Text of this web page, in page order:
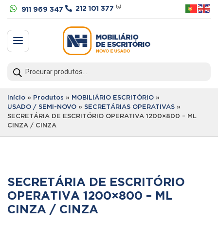
 911 969 347  212 101 377 ⁽ᵃ⁾
a
search
Início » Produtos » MOBILIÁRIO ESCRITÓRIO »
USADO / SEMI-NOVO » SECRETÁRIAS OPERATIVAS »
SECRETÁRIA DE ESCRITÓRIO OPERATIVA 1200×800 – ML
CINZA / CINZA
SECRETÁRIA DE ESCRITÓRIO
OPERATIVA 1200×800 – ML
CINZA / CINZA